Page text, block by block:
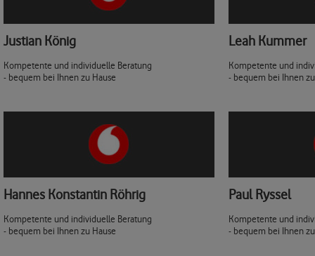
Justian König
Kompetente und individuelle Beratung
- bequem bei Ihnen zu Hause
Leah Kummer
Kompetente und
- bequem bei Ihnen
Hannes Konstantin Röhrig
Kompetente und individuelle Beratung
- bequem bei Ihnen zu Hause
Paul Ryssel
Kompetente und
- bequem bei Ihnen